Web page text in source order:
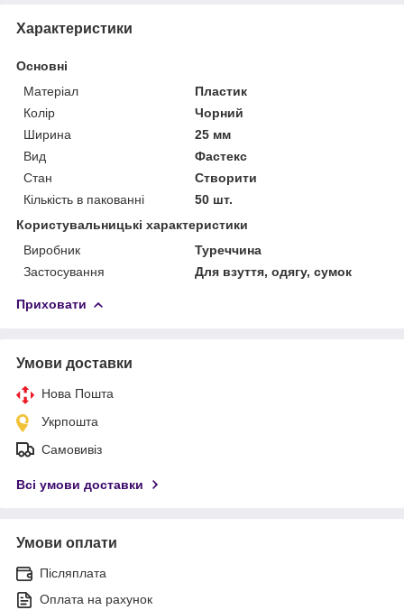
Характеристики
Основні
Матеріал
Пластик
Колір
Чорний
Ширина
25 мм
Вид
Фастекс
Стан
Створити
Кількість в пакованні
50 шт.
Користувальницькі характеристики
Виробник
Туреччина
Застосування
Для взуття, одягу, сумок
Приховати
Умови доставки
Нова Пошта
Укрпошта
Самовивіз
Всі умови доставки
Умови оплати
Післяплата
Оплата на рахунок